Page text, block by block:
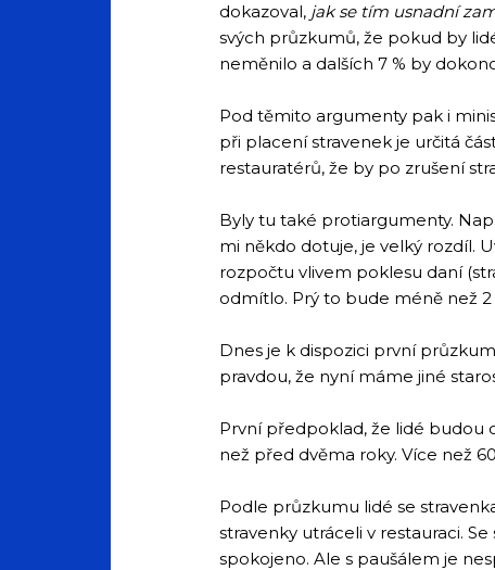
dokazoval, jak se tím usnadní
svých průzkumů, že pokud by
neměnilo a dalších 7 % by
Pod těmito argumenty pak i
při placení stravenek je určitá
restauratérů, že by po zrušení
Byly tu také protiargumenty.
mi někdo dotuje, je velký rozdíl.
rozpočtu vlivem poklesu daní
odmítlo. Prý to bude méně než 2
Dnes je k dispozici první
pravdou, že nyní máme jiné
První předpoklad, že lidé budou
než před dvěma roky. Více než
Podle průzkumu lidé se
stravenky utráceli v restauraci.
spokojeno. Ale s paušálem je